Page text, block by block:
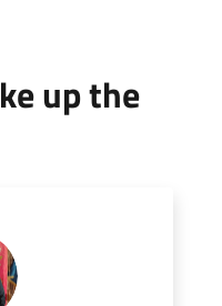
up the